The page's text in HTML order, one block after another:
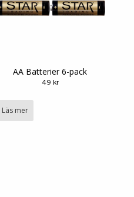
AA Batterier 6-pack
49 kr
Läs mer